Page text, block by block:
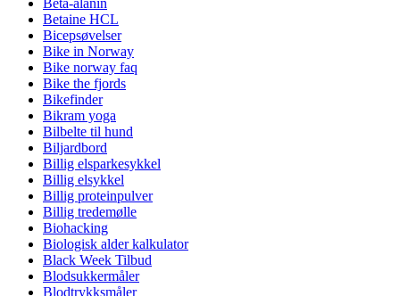
Beta-alanin
Betaine HCL
Bicepsøvelser
Bike in Norway
Bike norway faq
Bike the fjords
Bikefinder
Bikram yoga
Bilbelte til hund
Biljardbord
Billig elsparkesykkel
Billig elsykkel
Billig proteinpulver
Billig tredemølle
Biohacking
Biologisk alder kalkulator
Black Week Tilbud
Blodsukkermåler
Blodtrykksmåler